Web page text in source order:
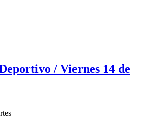
/ Viernes 14 de